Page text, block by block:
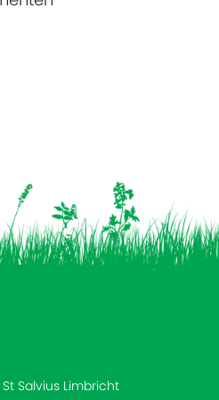
Salvius Limbricht